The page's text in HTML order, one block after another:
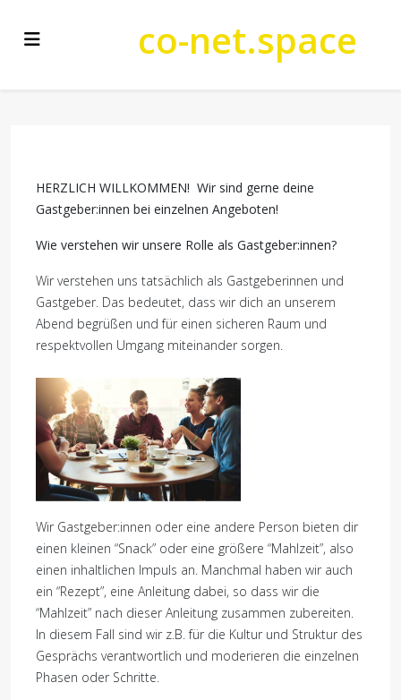
co-net.space
HERZLICH WILLKOMMEN! Wir sind gerne deine
Gastgeber:innen bei einzelnen Angeboten!
Wie verstehen wir unsere Rolle als Gastgeber:innen?
Wir verstehen uns tatsächlich als Gastgeberinnen und
Gastgeber. Das bedeutet, dass wir dich an unserem
Abend begrüßen und für einen sicheren Raum und
respektvollen Umgang miteinander sorgen.
Wir Gastgeber:innen oder eine andere Person bieten dir
einen kleinen “Snack” oder eine größere “Mahlzeit”, also
einen inhaltlichen Impuls an. Manchmal haben wir auch
ein “Rezept”, eine Anleitung dabei, so dass wir die
“Mahlzeit” nach dieser Anleitung zusammen zubereiten.
In diesem Fall sind wir z.B. für die Kultur und Struktur des
Gesprächs verantwortlich und moderieren die einzelnen
Phasen oder Schritte.